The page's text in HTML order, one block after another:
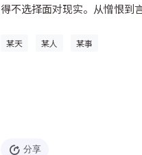
得不选择面对现实。从憎恨到
某天 某人 某事
分享